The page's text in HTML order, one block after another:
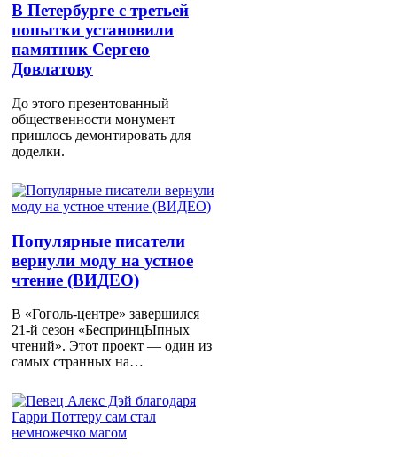
В Петербурге с третьей
попытки установили
памятник Сергею
Довлатову
До этого презентованный
общественности монумент
пришлось демонтировать для
доделки.
Популярные писатели
вернули моду на устное
чтение (ВИДЕО)
В «Гоголь-центре» завершился
21-й сезон «БеспринцЫпных
чтений». Этот проект — один из
самых странных на…